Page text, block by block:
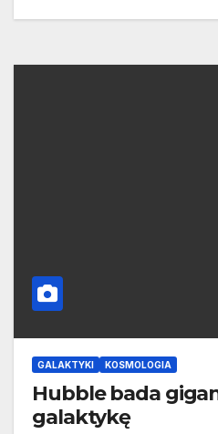
GALAKTYKI KOSMOLOGIA
Hubble bada
galaktykę